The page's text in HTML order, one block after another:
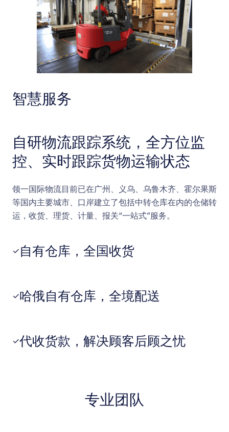
智慧服务
自研物流跟踪系统，全方位监
控、实时跟踪货物运输状态
领一国际物流目前已在广州、义乌、乌鲁木齐、霍尔果斯
等国内主要城市、口岸建立了包括中转仓库在内的仓储转
运，收货、理货、计量、报关“一站式”服务。
✓ 自有仓库，全国收货
✓哈俄自有仓库，全境配送
✓代收货款，解决顾客后顾之忧
专业团队